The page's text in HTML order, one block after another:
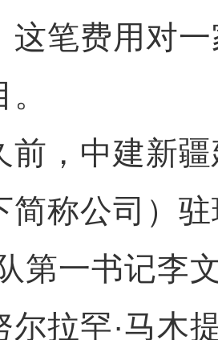
这笔费用对
，中建新疆
简称公司）
第一书记李
尔拉罕·马木